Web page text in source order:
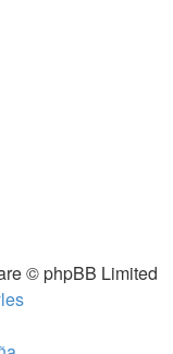
© phpBB Limited